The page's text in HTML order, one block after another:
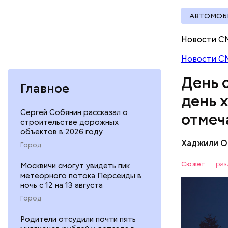
Главное
Сергей Собянин рассказал о
строительстве дорожных
объектов в 2026 году
Город
Москвичи смогут увидеть пик
метеорного потока Персеиды в
ночь с 12 на 13 августа
Город
Родители отсудили почти пять
Новости
Новости
День
день
Хаджили
Сюжет:
День
любители
ЕДА
—
Копылов.